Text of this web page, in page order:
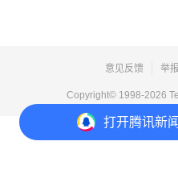
打开腾讯新
意见反馈 举
Copyright© 1998-2026